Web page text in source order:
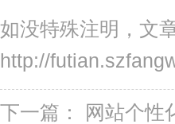
如没特殊注明，文
http://
下一篇：
网站个性